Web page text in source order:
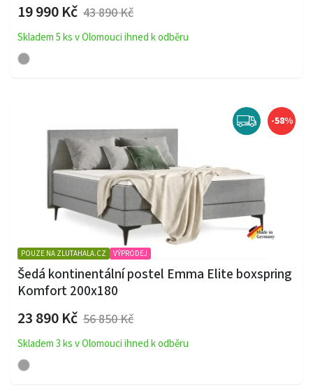
19 990 Kč 43 890 Kč
Skladem 5 ks v Olomouci ihned k odběru
-58%
POUZE NA ZLUTAHALA.CZ VÝPRODEJ
Šedá kontinentální postel Emma Elite boxspring
Komfort 200x180
23 890 Kč 56 850 Kč
Skladem 3 ks v Olomouci ihned k odběru